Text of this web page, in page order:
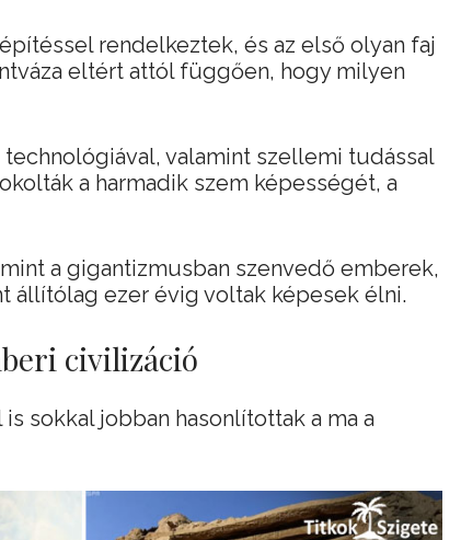
rendelkeztek, és az első olyan faj
eltért attól függően, hogy milyen
valamint szellemi tudással
a harmadik szem képességét, a
a gigantizmusban szenvedő emberek,
állítólag ezer évig voltak képesek élni.
civilizáció
sokkal jobban hasonlítottak a ma a